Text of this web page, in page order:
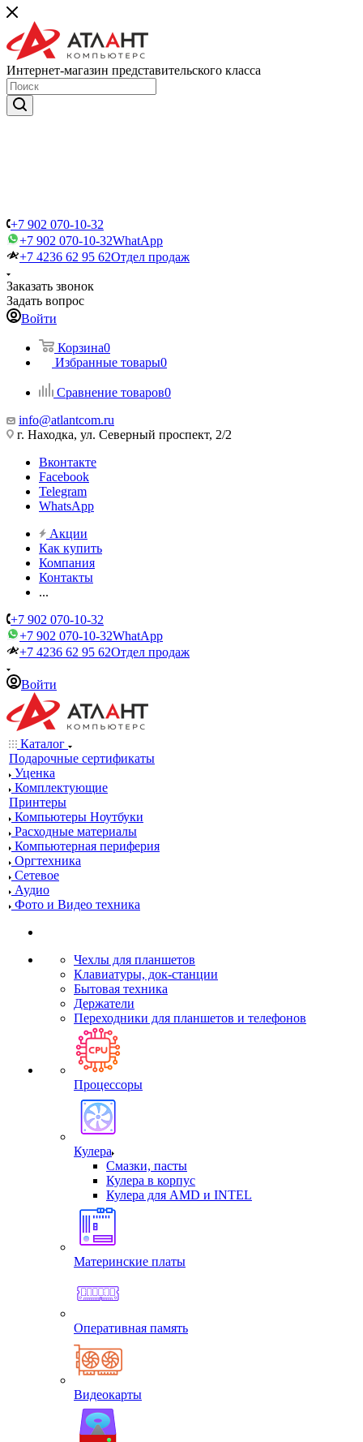
Интернет-магазин представительского класса
+7 902 070-10-32
+7 902 070-10-32WhatApp
+7 4236 62 95 62Отдел продаж
Заказать звонок
Задать вопрос
Войти
Корзина0
Избранные товары0
Сравнение товаров0
info@atlantcom.ru
г. Находка, ул. Северный проспект, 2/2
Вконтакте
Facebook
Telegram
WhatsApp
Акции
Как купить
Компания
Контакты
...
+7 902 070-10-32
+7 902 070-10-32WhatApp
+7 4236 62 95 62Отдел продаж
Войти
Каталог
Подарочные сертификаты
Уценка
Комплектующие
Принтеры
Компьютеры Ноутбуки
Расходные материалы
Компьютерная периферия
Оргтехника
Сетевое
Аудио
Фото и Видео техника
Чехлы для планшетов
Клавиатуры, док-станции
Бытовая техника
Держатели
Переходники для планшетов и телефонов
Процессоры
Кулера
Смазки, пасты
Кулера в корпус
Кулера для AMD и INTEL
Материнские платы
Оперативная память
Видеокарты